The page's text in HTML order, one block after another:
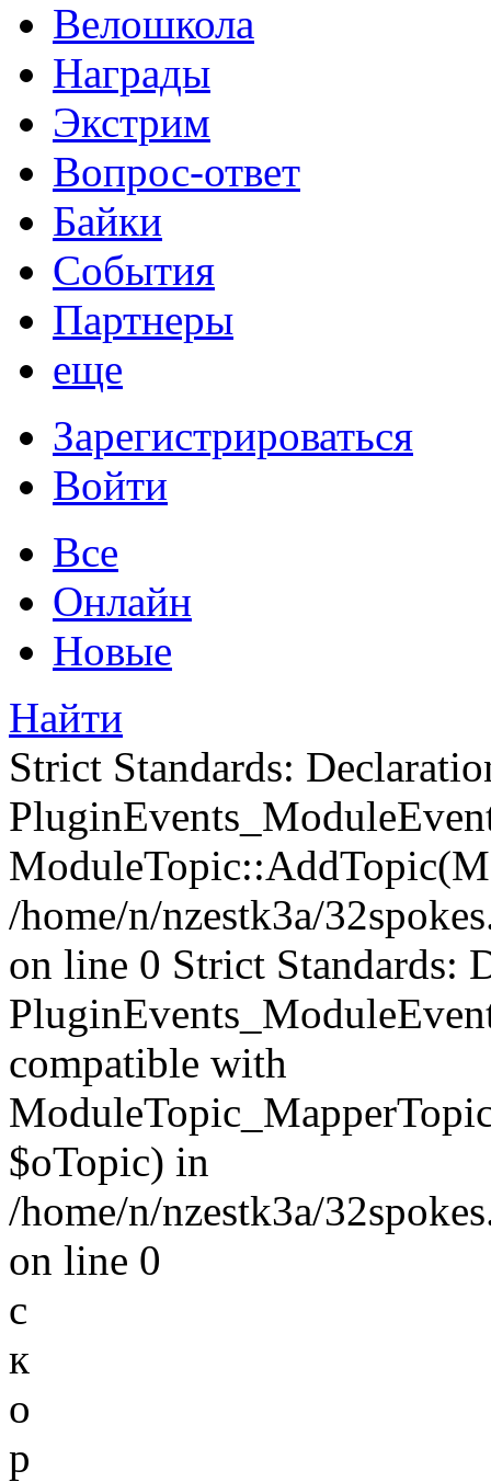
Велошкола
Награды
Экстрим
Вопрос-ответ
Байки
События
Партнеры
еще
Зарегистрироваться
Войти
Все
Онлайн
Новые
Найти
Strict Standards:
/home/n/nzestk3a/
on line 0 Strict Standards:
compatible with
$oTopic) in
/home/n/nzestk3a/
on line 0
с
к
о
р